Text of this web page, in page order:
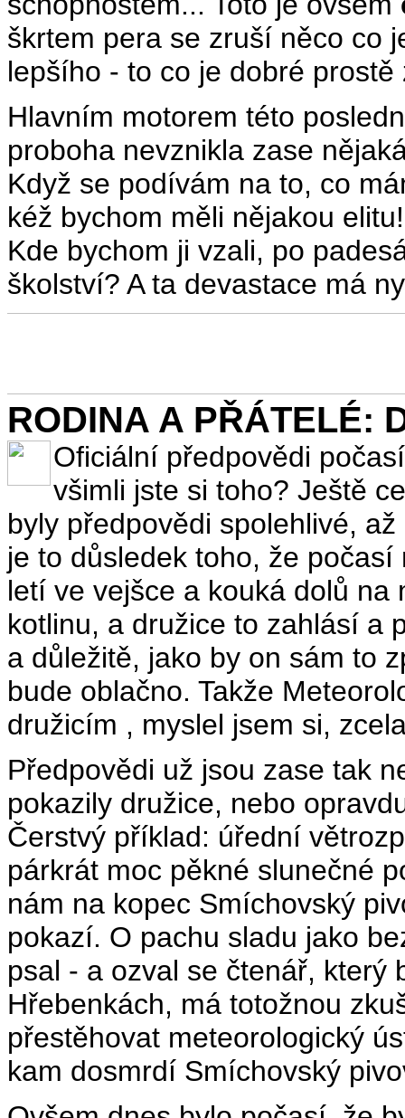
škrtem pera se zruší něco co
lepšího - to co je dobré prostě
Hlavním motorem této
proboha nevznikla zase
Když se podívám na to, co
kéž bychom měli nějakou elitu!
Kde bychom ji vzali, po
školství? A ta devastace má
RODINA A PŘÁTELÉ:
Oficiální předpovědi
všimli jste si toho? Ještě
byly předpovědi spolehlivé,
je to důsledek toho, že
letí ve vejšce a kouká dolů
kotlinu, a družice to zahlásí a
a důležitě, jako by on sám to
bude oblačno. Takže
družicím , myslel jsem si,
Předpovědi už jsou zase tak
pokazily družice, nebo
Čerstvý příklad: úřední
párkrát moc pěkné slunečné
nám na kopec Smíchovský
pokazí. O pachu sladu jako
psal - a ozval se čtenář, který
Hřebenkách, má totožnou
přestěhovat meteorologický
kam dosmrdí Smíchovský